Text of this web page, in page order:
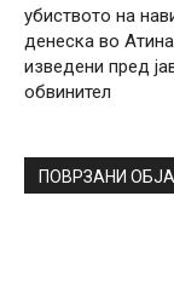
убиството на
денеска во
изведени пред
обвинител
ПОВРЗАНИ